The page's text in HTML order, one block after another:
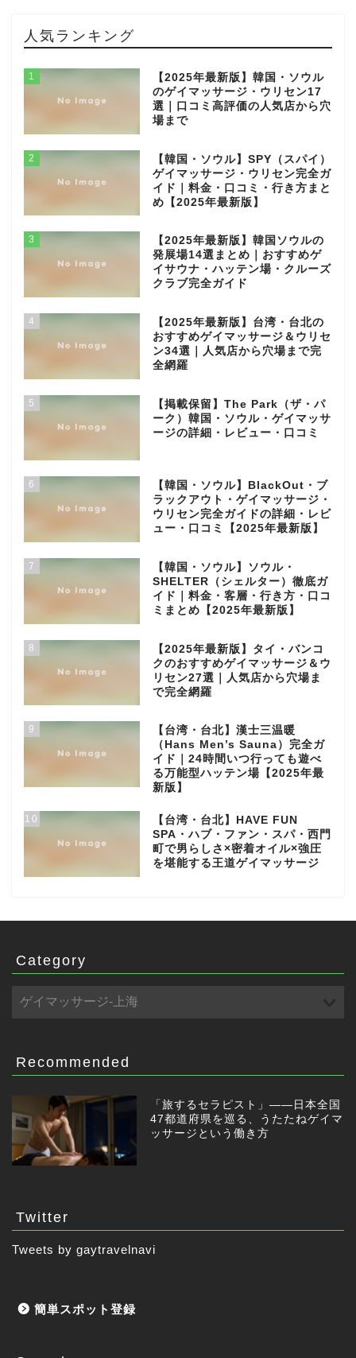
人気ランキング
1
【2025年最新版】韓国・ソウル
のゲイマッサージ・ウリセン17
選｜口コミ高評価の人気店から穴
場まで
2
【韓国・ソウル】SPY（スパイ）
ゲイマッサージ・ウリセン完全ガ
イド｜料金・口コミ・行き方まと
め【2025年最新版】
3
【2025年最新版】韓国ソウルの
発展場14選まとめ｜おすすめゲ
イサウナ・ハッテン場・クルーズ
クラブ完全ガイド
4
【2025年最新版】台湾・台北の
おすすめゲイマッサージ＆ウリセ
ン34選｜人気店から穴場まで完
全網羅
5
【掲載保留】The Park（ザ・パ
ーク）韓国・ソウル・ゲイマッサ
ージの詳細・レビュー・口コミ
6
【韓国・ソウル】BlackOut・ブ
ラックアウト・ゲイマッサージ・
ウリセン完全ガイドの詳細・レビ
ュー・口コミ【2025年最新版】
7
【韓国・ソウル】ソウル・
SHELTER（シェルター）徹底ガ
イド｜料金・客層・行き方・口コ
ミまとめ【2025年最新版】
8
【2025年最新版】タイ・バンコ
クのおすすめゲイマッサージ＆ウ
リセン27選｜人気店から穴場ま
で完全網羅
9
【台湾・台北】漢士三温暖
（Hans Men’s Sauna）完全ガ
イド｜24時間いつ行っても遊べ
る万能型ハッテン場【2025年最
新版】
10
【台湾・台北】HAVE FUN
SPA・ハブ・ファン・スパ・西門
町で男らしさ×密着オイル×強圧
を堪能する王道ゲイマッサージ
Category
Recommended
「旅するセラピスト」——日本全国
47都道府県を巡る、うたたねゲイマ
ッサージという働き方
Twitter
Tweets by gaytravelnavi
簡単スポット登録